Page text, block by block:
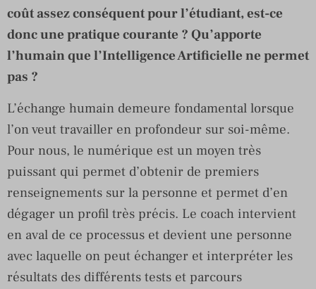
coût assez conséquent pour l’étudiant, est-ce
donc une pratique courante ? Qu’apporte
l’humain que l’Intelligence Artificielle ne permet
pas ?
L’échange humain demeure fondamental lorsque
l’on veut travailler en profondeur sur soi-même.
Pour nous, le numérique est un moyen très
puissant qui permet d’obtenir de premiers
renseignements sur la personne et permet d’en
dégager un profil très précis. Le coach intervient
en aval de ce processus et devient une personne
avec laquelle on peut échanger et interpréter les
résultats des différents tests et parcours